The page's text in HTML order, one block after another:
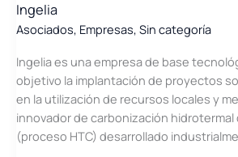
Ingelia
Asociados, Empresas, Sin categoría
Ingelia es una empresa de base
objetivo la implantación de proyectos
en la utilización de recursos locales y
innovador de carbonización hidrotermal
(proceso HTC) desarrollado